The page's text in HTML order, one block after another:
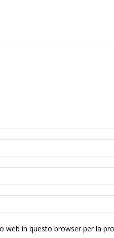
web in questo browser per la